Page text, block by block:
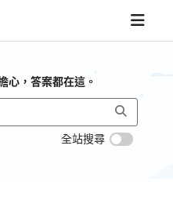
心，答案都在這。
全站搜尋